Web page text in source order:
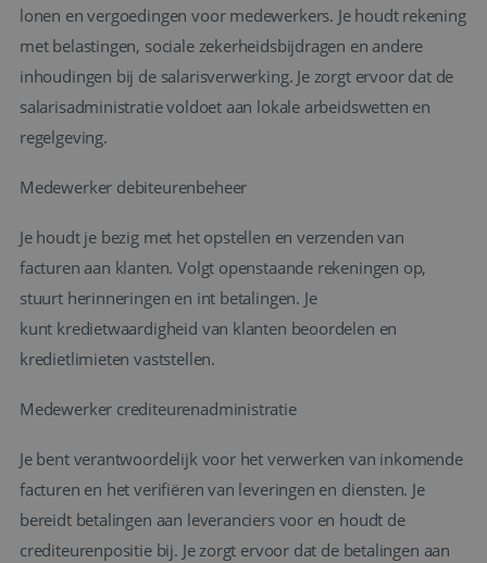
lonen en vergoedingen voor medewerkers. Je houdt rekening
met belastingen, sociale zekerheidsbijdragen en andere
inhoudingen bij de salarisverwerking. Je zorgt ervoor dat de
salarisadministratie voldoet aan lokale arbeidswetten en
regelgeving.
Medewerker debiteurenbeheer
Je houdt je bezig met het opstellen en verzenden van
facturen aan klanten. Volgt openstaande rekeningen op,
stuurt herinneringen en int betalingen. Je
kunt kredietwaardigheid van klanten beoordelen en
kredietlimieten vaststellen.
Medewerker crediteurenadministratie
Je bent verantwoordelijk voor het verwerken van inkomende
facturen en het verifiëren van leveringen en diensten. Je
bereidt betalingen aan leveranciers voor en houdt de
crediteurenpositie bij. Je zorgt ervoor dat de betalingen aan